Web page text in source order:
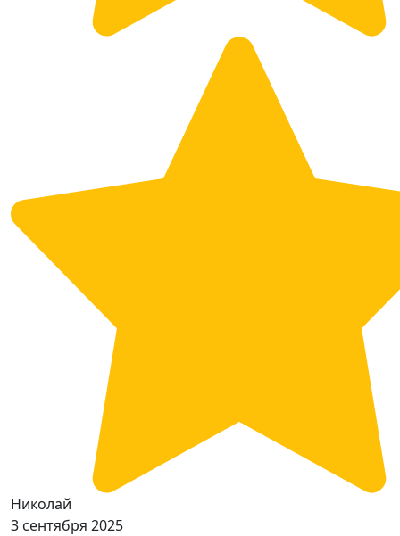
Николай
3 сентября 2025